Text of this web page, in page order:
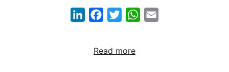
LinkedInFacebookTwitterWhatsApp
Read more